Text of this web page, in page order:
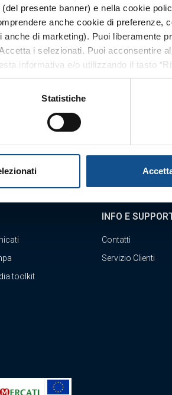
presente banner) e nella cookie
anche cookie di preferenze,
di marketing). Puoi liberamente
i selezionati. Puoi acconsentire
informativa e/o utilizzando il tasto
e verranno installati solamente i
(UE) 2016/679, non riportate
e si intende ivi richiamata, si rinvia a
Statistiche
MERCATO ALIMENTARE
Mercato Ortofrutta
Mercato Ittico Milano
Mercato Carni e Gastronomia
MERCATI DI QUARTIERE
toolkit
INFO E
Contatti
Servizio Clienti